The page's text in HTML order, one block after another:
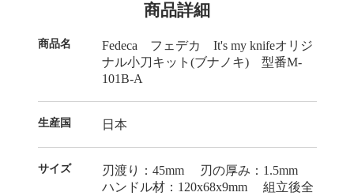
商品詳細
商品名
Fedeca フェデカ It's my knifeオリジ
ナル小刀キット(ブナノキ) 型番M-
101B-A
生産国 日本
サイズ
刃渡り：45mm 刃の厚み：1.5mm
ハンドル材：120x68x9mm 組立後全